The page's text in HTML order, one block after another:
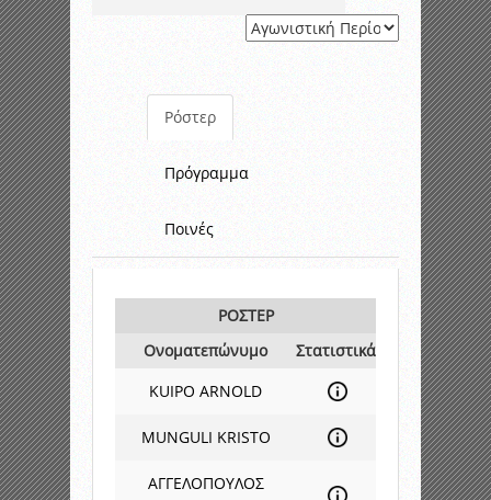
Ρόστερ
Πρόγραμμα
Ποινές
ΡΟΣΤΕΡ
Ονοματεπώνυμο
Στατιστικά
KUIPO ARNOLD
MUNGULI KRISTO
ΑΓΓΕΛΟΠΟΥΛΟΣ